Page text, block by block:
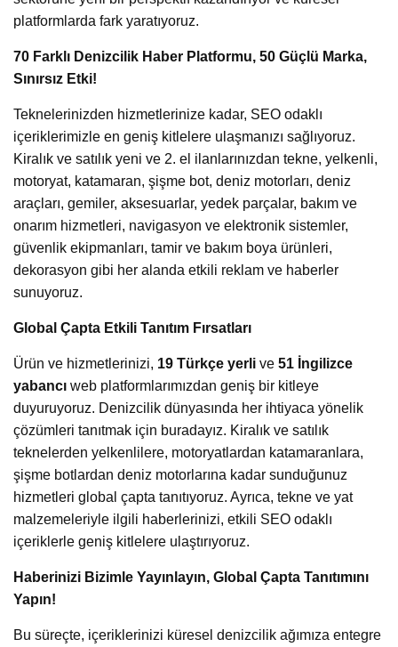
platformlarda fark yaratıyoruz.
70 Farklı Denizcilik Haber Platformu, 50 Güçlü Marka,
Sınırsız Etki!
Teknelerinizden hizmetlerinize kadar, SEO odaklı
içeriklerimizle en geniş kitlelere ulaşmanızı sağlıyoruz.
Kiralık ve satılık yeni ve 2. el ilanlarınızdan tekne, yelkenli,
motoryat, katamaran, şişme bot, deniz motorları, deniz
araçları, gemiler, aksesuarlar, yedek parçalar, bakım ve
onarım hizmetleri, navigasyon ve elektronik sistemler,
güvenlik ekipmanları, tamir ve bakım boya ürünleri,
dekorasyon gibi her alanda etkili reklam ve haberler
sunuyoruz.
Global Çapta Etkili Tanıtım Fırsatları
Ürün ve hizmetlerinizi, 19 Türkçe yerli ve 51 İngilizce
yabancı web platformlarımızdan geniş bir kitleye
duyuruyoruz. Denizcilik dünyasında her ihtiyaca yönelik
çözümleri tanıtmak için buradayız. Kiralık ve satılık
teknelerden yelkenlilere, motoryatlardan katamaranlara,
şişme botlardan deniz motorlarına kadar sunduğunuz
hizmetleri global çapta tanıtıyoruz. Ayrıca, tekne ve yat
malzemeleriyle ilgili haberlerinizi, etkili SEO odaklı
içeriklerle geniş kitlelere ulaştırıyoruz.
Haberinizi Bizimle Yayınlayın, Global Çapta Tanıtımını
Yapın!
Bu süreçte, içeriklerinizi küresel denizcilik ağımıza entegre